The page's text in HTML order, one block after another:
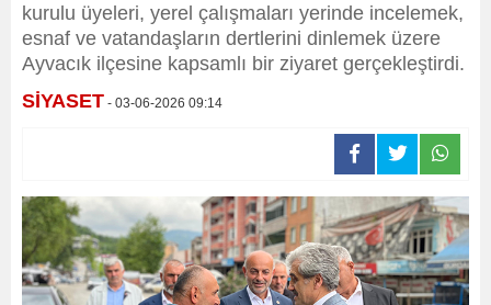
kurulu üyeleri, yerel çalışmaları yerinde incelemek,
esnaf ve vatandaşların dertlerini dinlemek üzere
Ayvacık ilçesine kapsamlı bir ziyaret gerçekleştirdi.
SİYASET - 03-06-2026 09:14